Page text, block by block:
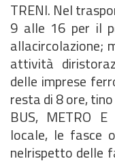
TRENI. Nel
9 alle 16 per il
allacircolazione;
attività
delle imprese
resta di 8 ore,
BUS, METRO
locale, le fasce
nelrispetto delle